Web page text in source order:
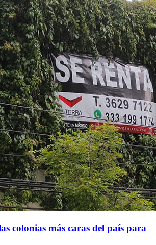
colonias más caras del país para